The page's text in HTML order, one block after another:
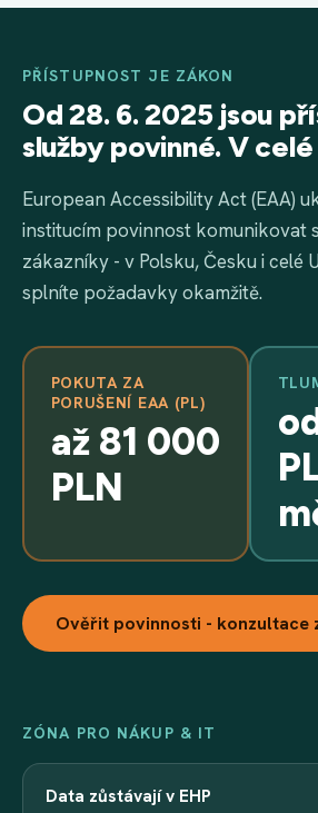
PŘÍSTUPNOST JE ZÁKON
Od 28. 6. 2025 jsou
služby povinné. V celé
European Accessibility Act (EAA)
institucím povinnost komunikovat
zákazníky - v Polsku, Česku i celé
splníte požadavky okamžitě.
POKUTA ZA
PORUŠENÍ EAA (PL)
až 81 000
PLN
Ověřit povinnosti - konzultace
ZÓNA PRO NÁKUP & IT
Data zůstávají v EHP